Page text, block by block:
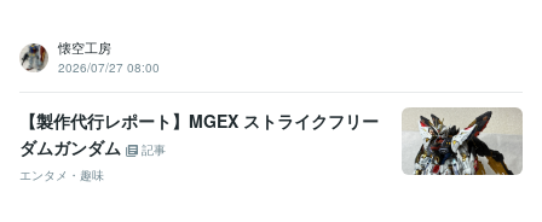
懐空工房
2026/07/27 08:00
【製作代行レポート】MGEX ストライクフリー
ダムガンダム
記事
エンタメ・趣味